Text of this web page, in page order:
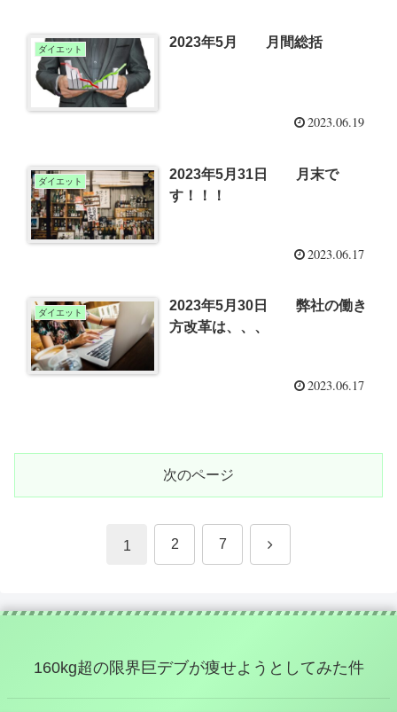
ダイエット 2023年5月 月間総括
2023.06.19
ダイエット
2023年5月31日 月末で
す！！！
2023.06.17
ダイエット
2023年5月30日 弊社の働き
方改革は、、、
2023.06.17
次のページ
1 2 7 次
160kg超の限界巨デブが痩せようとしてみた件